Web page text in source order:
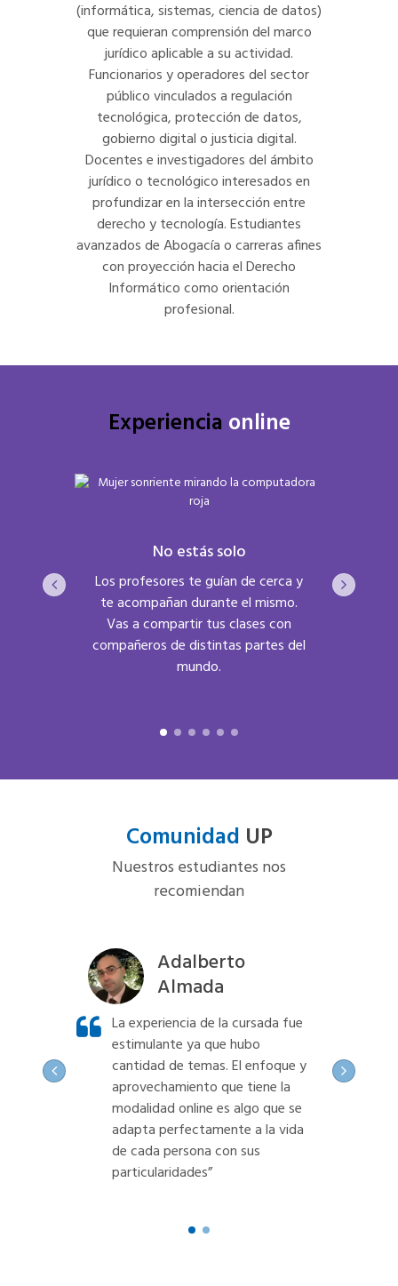
(informática, sistemas, ciencia de datos)
que requieran comprensión del marco
jurídico aplicable a su actividad.
Funcionarios y operadores del sector
público vinculados a regulación
tecnológica, protección de datos,
gobierno digital o justicia digital.
Docentes e investigadores del ámbito
jurídico o tecnológico interesados en
profundizar en la intersección entre
derecho y tecnología. Estudiantes
avanzados de Abogacía o carreras afines
con proyección hacia el Derecho
Informático como orientación
profesional.
Experiencia online
No estás solo
Los profesores te guían de cerca y
te acompañan durante el mismo.
Vas a compartir tus clases con
compañeros de distintas partes del
mundo.
Comunidad UP
Nuestros estudiantes nos
recomiendan
UP fue
Adalberto
Almada
La experiencia de la cursada fue
estimulante ya que hubo
cantidad de temas. El enfoque y
aprovechamiento que tiene la
modalidad online es algo que se
adapta perfectamente a la vida
de cada persona con sus
particularidades”